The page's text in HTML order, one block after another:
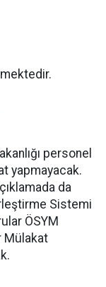
personel
yapmayacak.
da
Sistemi
ÖSYM
Mülakat